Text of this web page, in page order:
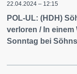
22.04.2024 – 12:15
POL-UL: (HDH)
verloren / In einem
Sonntag bei